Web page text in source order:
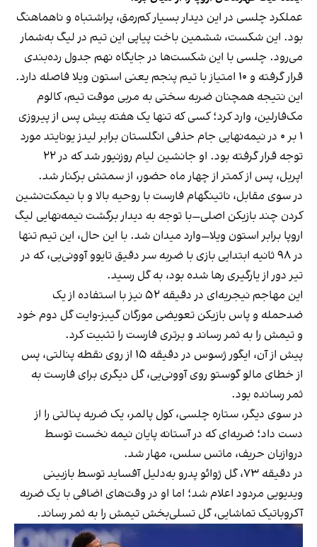
عملکرد چلسی در این دیدار بسیار کم‌رمق، پراشتباه و ناهماهنگ
بود. این شکست، ششمین باخت پیاپی این تیم در لیگ به‌شمار
می‌رود. چلسی با این شکست‌ها در جایگاه نهم جدول رده‌بندی
قرار گرفته و ۱۰ امتیاز با تیم پنجم یعنی استون ویلا فاصله دارد.
این نتیجه همچنان ضربه سختی به مربی موقت تیم، کالوم
مک‌فارلین، وارد کرد؛ کسی که تنها یک هفته پیش پس از پیروزی
۱ بر ۰ در نیمه‌نهایی جام حذفی انگلستان برابر لیدز یونایتد مورد
توجه قرار گرفته بود. او جانشین لیام روزنیور شد که در ۲۲
اپریل، پس از کمتر از چهار ماه حضور، از سمتش برکنار شد.
در سوی مقابل، ناتینگهام فارست با روحیه بالا و با نیمکت‌نشین
کردن چند بازیکن اصلی—با توجه به دیدار برگشت نیمه‌نهایی لیگ
اروپا برابر استون ویلا—وارد میدان شد. با این حال، این تیم تنها
در ۹۸ ثانیه ابتدایی بازی با ضربه سر دقیق تایوو آوونی‌یی، که در
تیر دور از یارگیری رها شده بود، به گل رسید.
این مهاجم نیجریه‌ای در دقیقه ۵۲ نیز با استفاده از یک
ضدحمله و پاس بازیکن تعویضی مورگان گیبز-وایت گل دوم خود
و تیمش را به ثمر رساند و برتری فارست را تثبیت کرد.
پیش از آن، ایگور ژسوس در دقیقه ۱۵ از روی نقطه پنالتی، پس
از خطای مالو گوستو روی آوونی‌یی، گل دیگری برای فارست به
ثمر رسانده بود.
در سوی دیگر، ستاره چلسی، کول پالمر، یک ضربه پنالتی را از
دست داد؛ ضربه‌ای که در آستانه پایان نیمه نخست توسط
درواز‌بان حریف، ماتس سلس، مهار شد.
در دقیقه ۷۳، گل ژوائو پدرو به‌دلیل آفساید توسط بازبینی
ویدیویی مردود اعلام شد؛ اما او در وقت‌های اضافی با یک ضربه
آکروباتیک تماشایی، گل تسلی‌بخش تیمش را به ثمر رساند.